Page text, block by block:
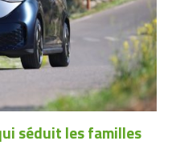
séduit les familles